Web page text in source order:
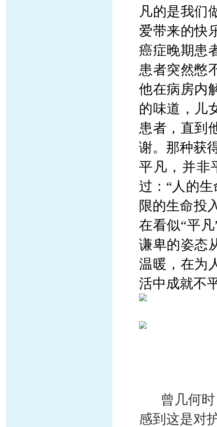
凡的是我们
爱带来的快
癌症晚期患
患者突然憋
他在病房内
的味道，儿
患者，直到
谢。那种获
平凡，并非
过： “人的
限的生命投
在看似“平
谦卑的姿态
温暖，在为
活中成就不
曾几何
感到这是对